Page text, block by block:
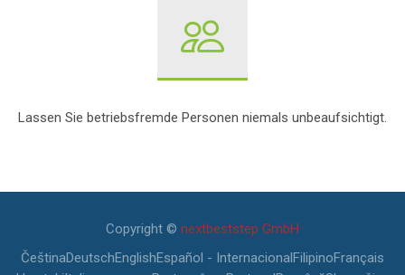
Lassen Sie betriebsfremde Personen niemals unbeaufsichtigt.
Copyright © nextbeststep GmbH
ČeštinaDeutschEnglishEspañol - InternacionalFilipinoFrançais